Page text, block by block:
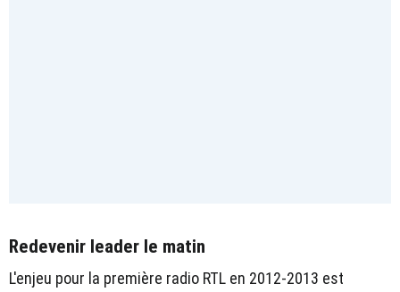
Redevenir leader le matin
L'enjeu pour la première radio RTL en 2012-2013 est